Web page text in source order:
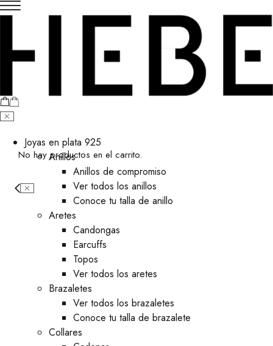
No hay productos en el carrito.
Joyas en plata 925
Anillos
Anillos de compromiso
Ver todos los anillos
Conoce tu talla de anillo
Aretes
⁠Candongas
Earcuffs
Topos
Ver todos los aretes
Brazaletes
Ver todos los brazaletes
Conoce tu talla de brazalete
Collares